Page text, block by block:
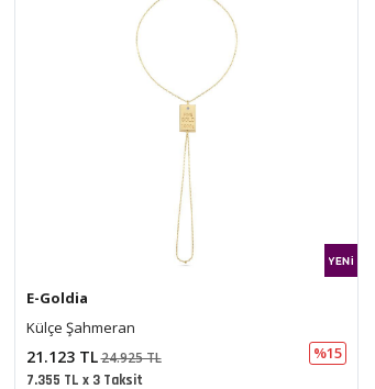
E-Goldia
Kutup Yıldız Şahmeran
14.247 TL16.811 TL %15
4.961 TL x 3 Taksit